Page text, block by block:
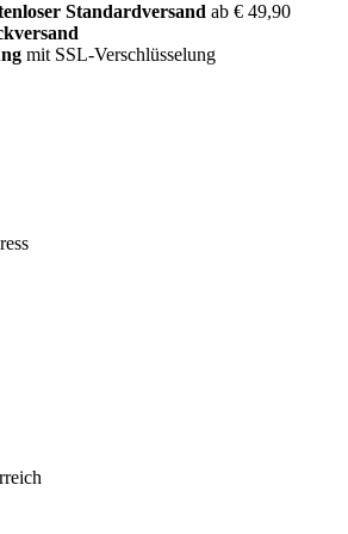
Standardversand ab € 49,90
mit SSL-Verschlüsselung